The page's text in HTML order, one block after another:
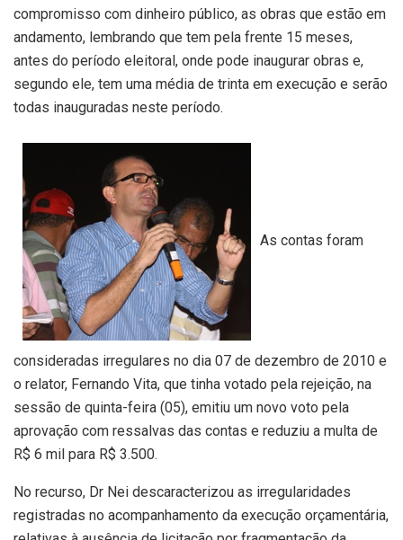
compromisso com dinheiro público, as obras que estão em
andamento, lembrando que tem pela frente 15 meses,
antes do período eleitoral, onde pode inaugurar obras e,
segundo ele, tem uma média de trinta em execução e serão
todas inauguradas neste período.
As contas foram
consideradas irregulares no dia 07 de dezembro de 2010 e
o relator, Fernando Vita, que tinha votado pela rejeição, na
sessão de quinta-feira (05), emitiu um novo voto pela
aprovação com ressalvas das contas e reduziu a multa de
R$ 6 mil para R$ 3.500.
No recurso, Dr Nei descaracterizou as irregularidades
registradas no acompanhamento da execução orçamentária,